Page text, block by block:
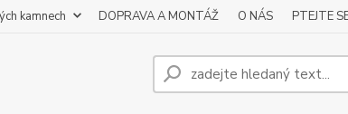
kamnech DOPRAVA A MONTÁŽ O NÁS PTEJTE